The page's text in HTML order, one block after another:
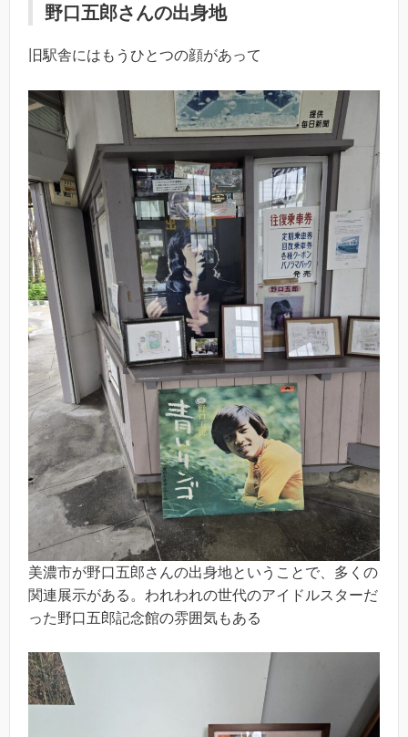
野口五郎さんの出身地
旧駅舎にはもうひとつの顔があって
美濃市が野口五郎さんの出身地ということで、多くの
関連展示がある。われわれの世代のアイドルスターだ
った野口五郎記念館の雰囲気もある